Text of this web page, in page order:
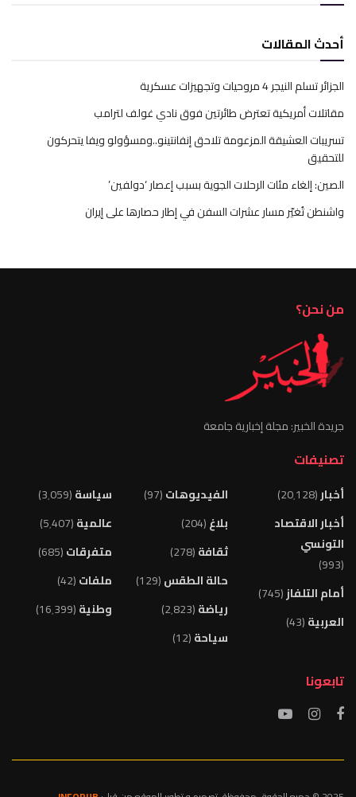
أحدث المقالات
الجزائر تسلم النيجر 4 مروحيات وتجهيزات عسكرية
مقاتلات أمريكية تعترض طائرتين فوق نادي غولف لترامب
تسريبات العشيقة المزعومة تلاحق إنفانتينو..ومسؤولو ويفا يتحركون
للتحقيق
الصين: إلغاء مئات الرحلات الجوية بسبب إعصار ‘دولفين’
واشنطن تُغيّر مسار عشرات السفن في إطار حصارها على إيران
من نحن؟
جريدة الخبير: مجلة إخبارية جامعة
تصنيفات
أخبار(20٬128)
أخبار الاقتصاد
التونسي
(993)
أمام التلفاز(745)
العربية(43)
الفيديوهات(97)
بلاغ(204)
ثقافة(278)
حالة الطقس(129)
رياضة(2٬823)
سياحة(12)
سياسة(3٬059)
عالمية(5٬407)
متفرقات(685)
ملفات(42)
وطنية(16٬399)
تابعونا